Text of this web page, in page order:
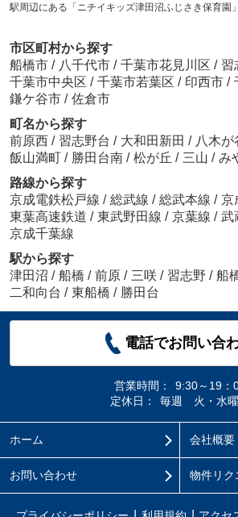
駅周辺にある「ニチイキッズ津田沼ふじさき保育園
市区町村から探す
船橋市 / 八千代市 / 千葉市花見川区 / 習
千葉市中央区 / 千葉市若葉区 / 印西市 /
鎌ケ谷市 / 佐倉市
町名から探す
前原西 / 習志野台 / 大和田新田 / 八木が
飯山満町 / 勝田台南 / 松が丘 / 三山 / み
路線から探す
京成電鉄松戸線 / 総武線 / 総武本線 / 京
東葉高速鉄道 / 東武野田線 / 京葉線 / 武
京成千葉線
駅から探す
津田沼 / 船橋 / 前原 / 三咲 / 習志野 / 船
二和向台 / 東船橋 / 勝田台
電話でお問い合
営業時間：
9:30～19：
定休日：
毎週 火・水
ホーム 会社概要
お問い合わせ 物件リク